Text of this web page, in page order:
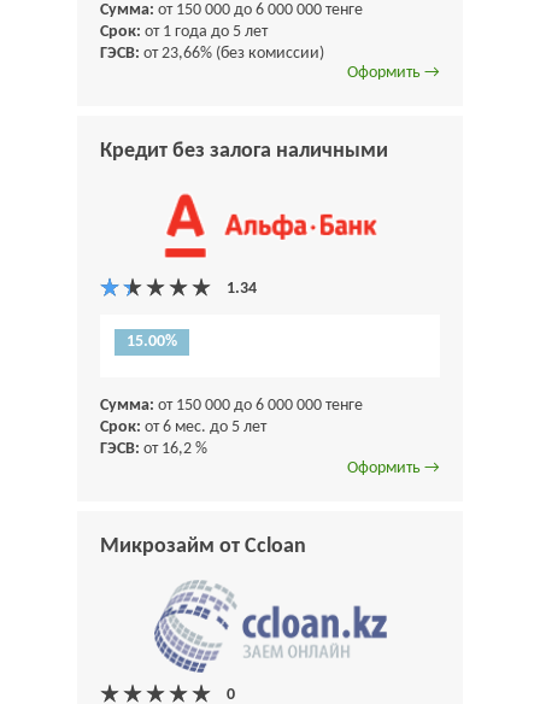
Сумма: от 150 000 до 6 000 000 тенге
Срок: от 1 года до 5 лет
ГЭСВ: от 23,66% (без комиссии)
Оформить →
Кредит без залога наличными
15.00%
Сумма: от 150 000 до 6 000 000 тенге
Срок: от 6 мес. до 5 лет
ГЭСВ: от 16,2 %
Оформить →
Микрозайм от Ccloan